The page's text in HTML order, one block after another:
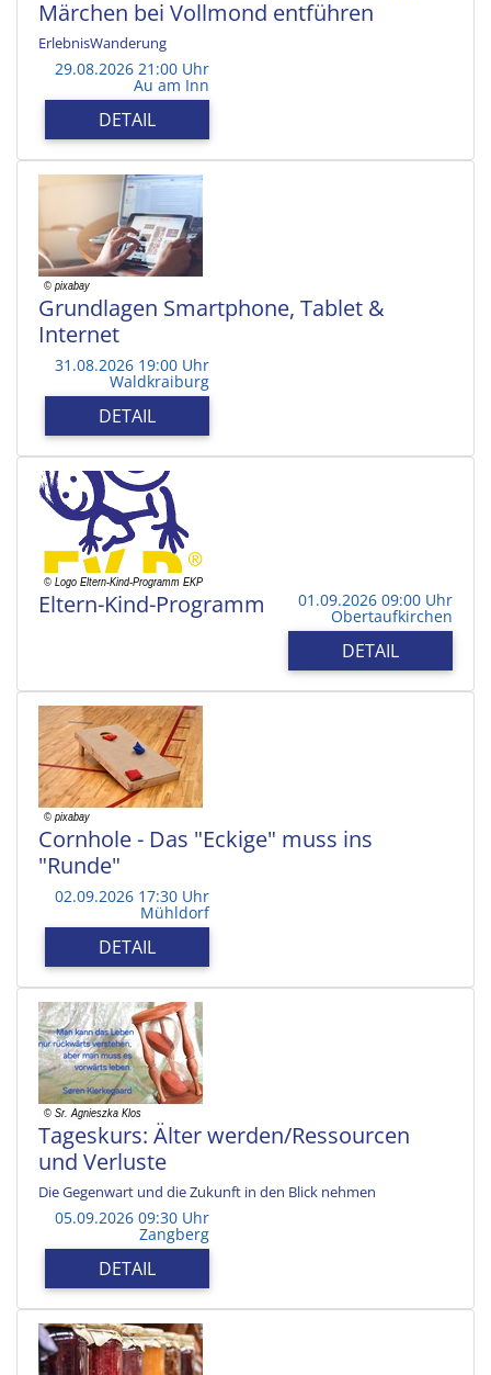
Märchen bei Vollmond entführen
ErlebnisWanderung
29.08.2026 21:00 Uhr
Au am Inn
DETAIL
Grundlagen Smartphone, Tablet &
Internet
31.08.2026 19:00 Uhr
Waldkraiburg
DETAIL
Eltern-Kind-Programm 01.09.2026 09:00 Uhr
Obertaufkirchen
DETAIL
Cornhole - Das "Eckige" muss ins
"Runde"
02.09.2026 17:30 Uhr
Mühldorf
DETAIL
Tageskurs: Älter werden/Ressourcen
und Verluste
Die Gegenwart und die Zukunft in den Blick nehmen
05.09.2026 09:30 Uhr
Zangberg
DETAIL